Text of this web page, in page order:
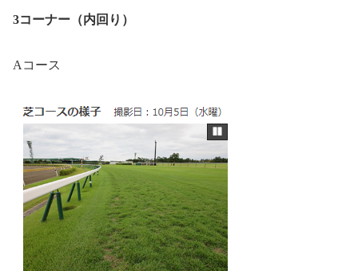
3コーナー（内回り）
Aコース